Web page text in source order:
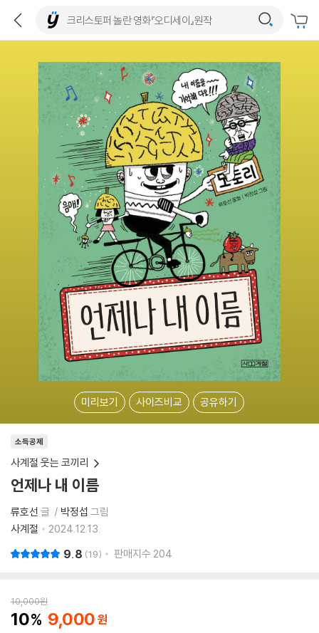
미리보기 사이즈비교 공유하기
소득공제
사계절 웃는 코끼리
언제나 내 이름
류호선 글 박정섭 그림
사계절
2024.12.13.
9.8 19 판매지수 204
10,000원
10 9,000